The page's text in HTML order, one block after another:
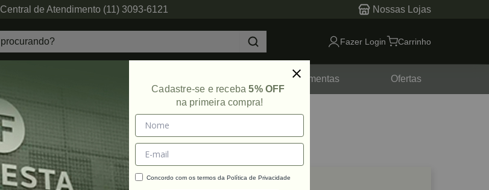
Central de Atendimento (11) 3093-6121 Nossas Lojas
Fazer Login Carrinho
Ferramentas Ofertas
Cadastre-se e receba5% OFF
na primeira compra!
Concordo com os termos da Política de Privacidade